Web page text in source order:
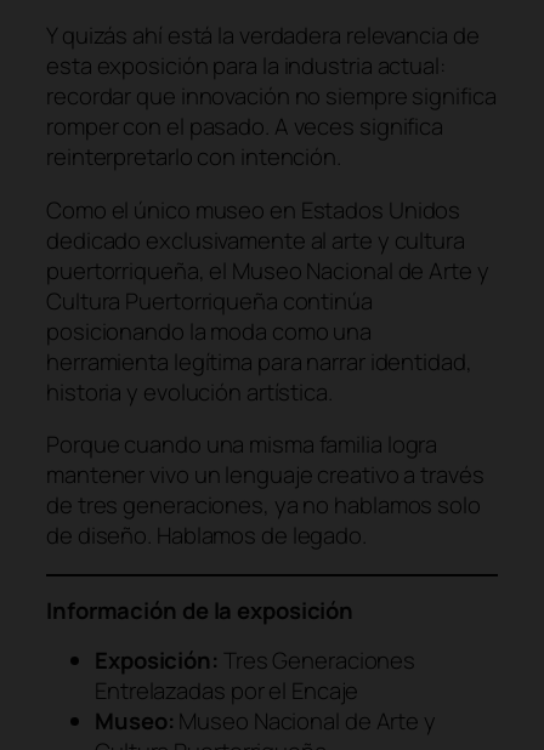
Y quizás ahí está la verdadera relevancia de
esta exposición para la industria actual:
recordar que innovación no siempre significa
romper con el pasado. A veces significa
reinterpretarlo con intención.
Como el único museo en Estados Unidos
dedicado exclusivamente al arte y cultura
puertorriqueña, el Museo Nacional de Arte y
Cultura Puertorriqueña continúa
posicionando la moda como una
herramienta legítima para narrar identidad,
historia y evolución artística.
Porque cuando una misma familia logra
mantener vivo un lenguaje creativo a través
de tres generaciones, ya no hablamos solo
de diseño. Hablamos de legado.
Información de la exposición
Exposición: Tres Generaciones
Entrelazadas por el Encaje
Museo: Museo Nacional de Arte y